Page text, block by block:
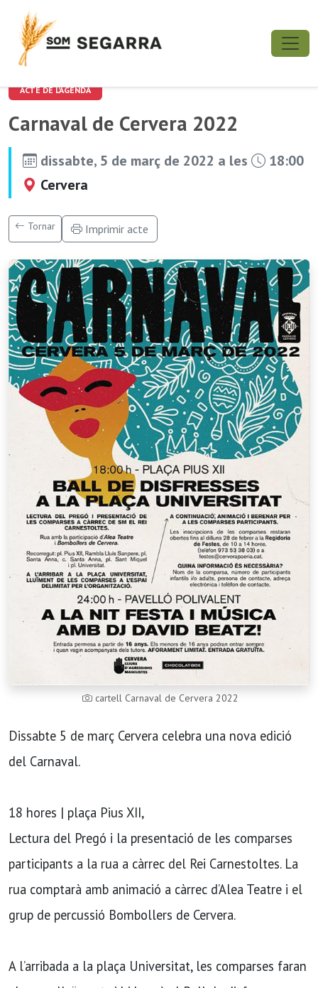
ACTE DE L'AGENDA
Carnaval de Cervera 2022
dissabte, 5 de març de 2022 a les
18:00
Cervera
Tornar Imprimir acte
cartell Carnaval de Cervera 2022
Dissabte 5 de març Cervera celebra una nova edició
del Carnaval.
18 hores | plaça Pius XII,
Lectura del Pregó i la presentació de les comparses
participants a la rua a càrrec del Rei Carnestoltes. La
rua comptarà amb animació a càrrec d’Alea Teatre i el
grup de percussió Bombollers de Cervera.
A l’arribada a la plaça Universitat, les comparses faran